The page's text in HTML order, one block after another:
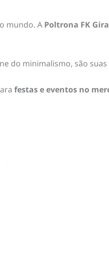
mundo. A Poltrona FK
do minimalismo, são
festas e eventos no